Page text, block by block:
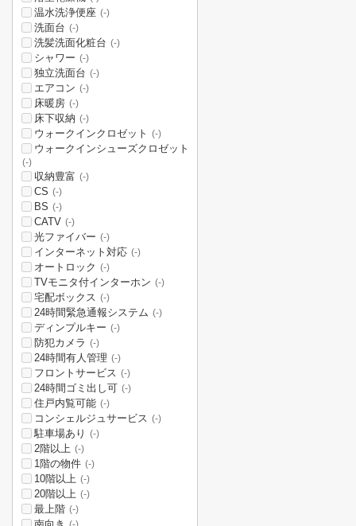
温水洗浄便座 (-)
洗面台 (-)
洗髪洗面化粧台 (-)
シャワー (-)
独立洗面台 (-)
エアコン (-)
床暖房 (-)
床下収納 (-)
ウォークインクロゼット (-)
ウォークインシューズクロゼット
(-)
収納豊富 (-)
CS (-)
BS (-)
CATV (-)
光ファイバー (-)
インターネット対応 (-)
オートロック (-)
TVモニタ付インターホン (-)
宅配ボックス (-)
24時間緊急通報システム (-)
ディンプルキー (-)
防犯カメラ (-)
24時間有人管理 (-)
フロントサービス (-)
24時間ゴミ出し可 (-)
住戸内覧可能 (-)
コンシェルジュサービス (-)
駐車場あり (-)
2階以上 (-)
1階の物件 (-)
10階以上 (-)
20階以上 (-)
最上階 (-)